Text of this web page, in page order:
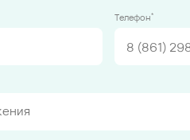
Телефон*